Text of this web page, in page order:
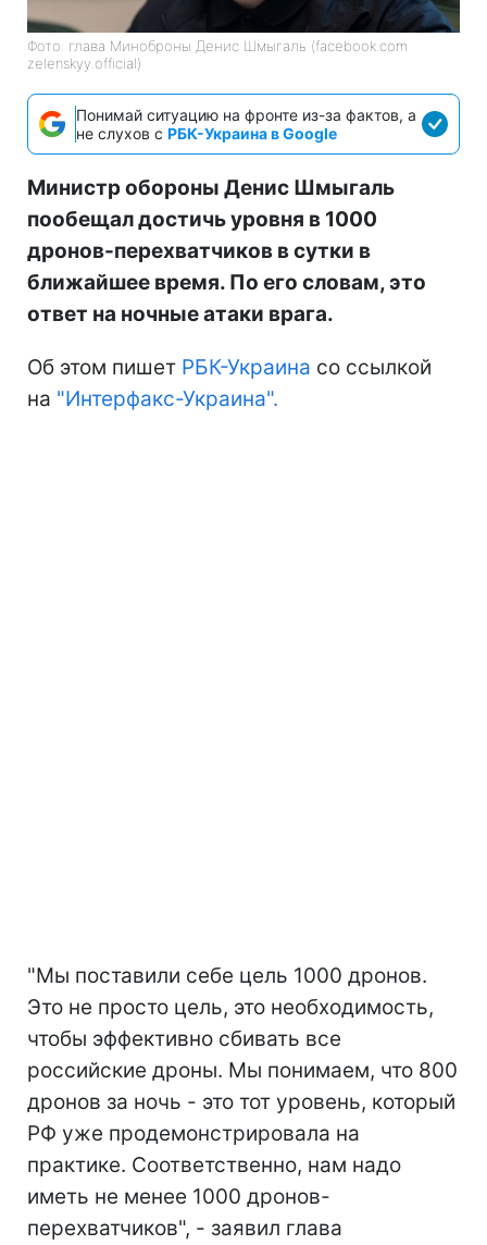
Фото: глава Миноброны Денис Шмыгаль (facebook.com
zelenskyy.official)
Понимай ситуацию на фронте из-за фактов, а
не слухов с РБК-Украина в Google
Министр обороны Денис Шмыгаль
пообещал достичь уровня в 1000
дронов-перехватчиков в сутки в
ближайшее время. По его словам, это
ответ на ночные атаки врага.
Об этом пишет РБК-Украина со ссылкой
на "Интерфакс-Украина".
"Мы поставили себе цель 1000 дронов.
Это не просто цель, это необходимость,
чтобы эффективно сбивать все
российские дроны. Мы понимаем, что 800
дронов за ночь - это тот уровень, который
РФ уже продемонстрировала на
практике. Соответственно, нам надо
иметь не менее 1000 дронов-
перехватчиков", - заявил глава